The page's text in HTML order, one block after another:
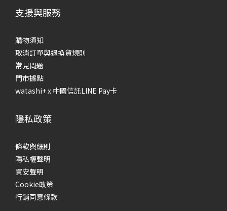
支援與服務
購物須知
取消訂單與退換貨規則
常見問題
門市據點
watashi+ x 中國信託LINE Pay卡
隱私政策
條款與細則
隱私權聲明
資安聲明
Cookie政策
行銷同意條款